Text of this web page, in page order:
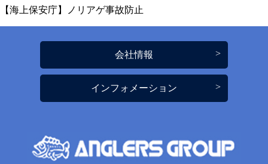
【海上保安庁】ノリアゲ事故防止
会社情報
インフォメーション